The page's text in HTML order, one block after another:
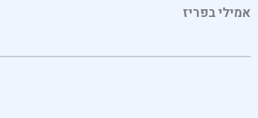
אמילי בפריז